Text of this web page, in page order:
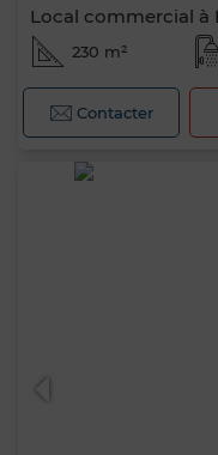
Local commercial à
230 m²
Contacter